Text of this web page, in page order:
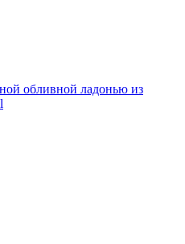
обливной ладонью из